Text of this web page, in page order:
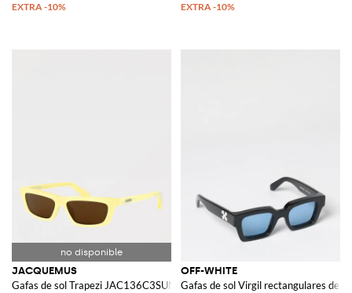
JACQUEMUS
Gafas de sol Trapezi JAC136C3SUN de acetato
OFF-WHITE
Gafas de sol Virgil rectangulares de